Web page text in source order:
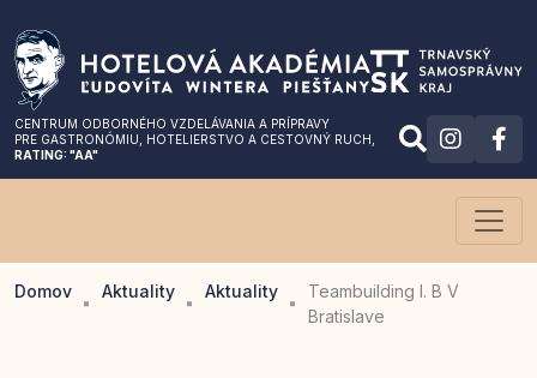
CENTRUM ODBORNÉHO VZDELÁVANIA A PRÍPRAVY
PRE GASTRONÓMIU , HOTELIERSTVO A CESTOVNÝ RUCH,
RATING: "AA"
Domov Aktuality Aktuality
Teambuilding I. B V
Bratislave